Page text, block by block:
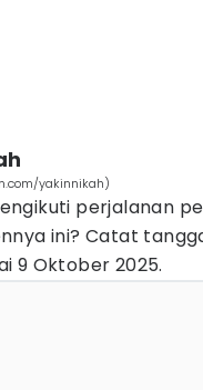
yakinnikah)
perjalanan
ini? Catat
9 Oktober 2025.